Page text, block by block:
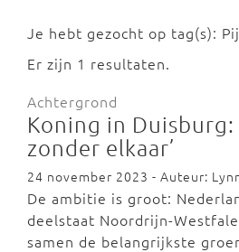
Je hebt gezocht op tag(s):
Er zijn 1 resultaten.
Achtergrond
Koning in Duisburg:
zonder elkaar’
24 november 2023 - Auteur:
De ambitie is groot:
deelstaat Noordrijn-
samen de belangrijkste